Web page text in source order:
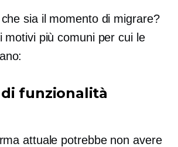
sia il momento di migrare?
motivi più comuni per cui le
funzionalità
attuale potrebbe non avere